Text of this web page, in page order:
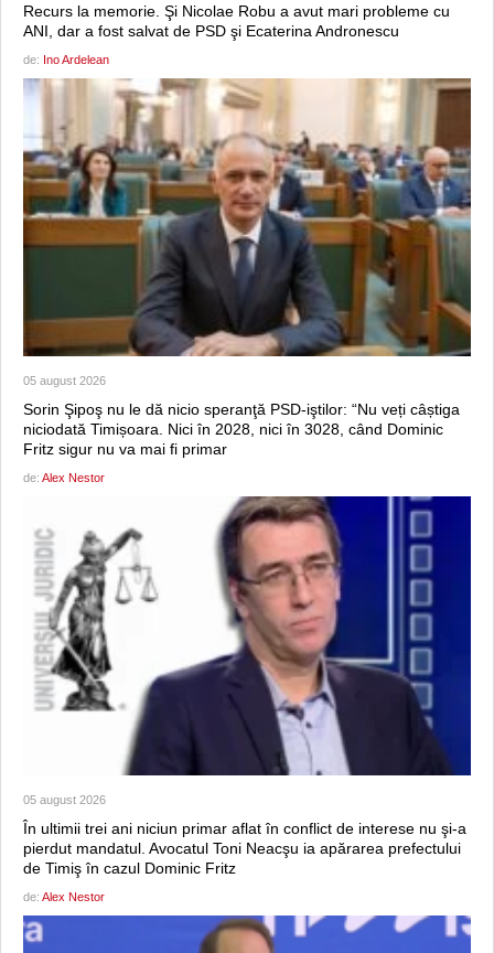
Recurs la memorie. Şi Nicolae Robu a avut mari probleme cu
ANI, dar a fost salvat de PSD şi Ecaterina Andronescu
de: Ino Ardelean
05 august 2026
Sorin Şipoş nu le dă nicio speranţă PSD-iştilor: “Nu veți câștiga
niciodată Timișoara. Nici în 2028, nici în 3028, când Dominic
Fritz sigur nu va mai fi primar
de: Alex Nestor
05 august 2026
În ultimii trei ani niciun primar aflat în conflict de interese nu şi-a
pierdut mandatul. Avocatul Toni Neacşu ia apărarea prefectului
de Timiş în cazul Dominic Fritz
de: Alex Nestor